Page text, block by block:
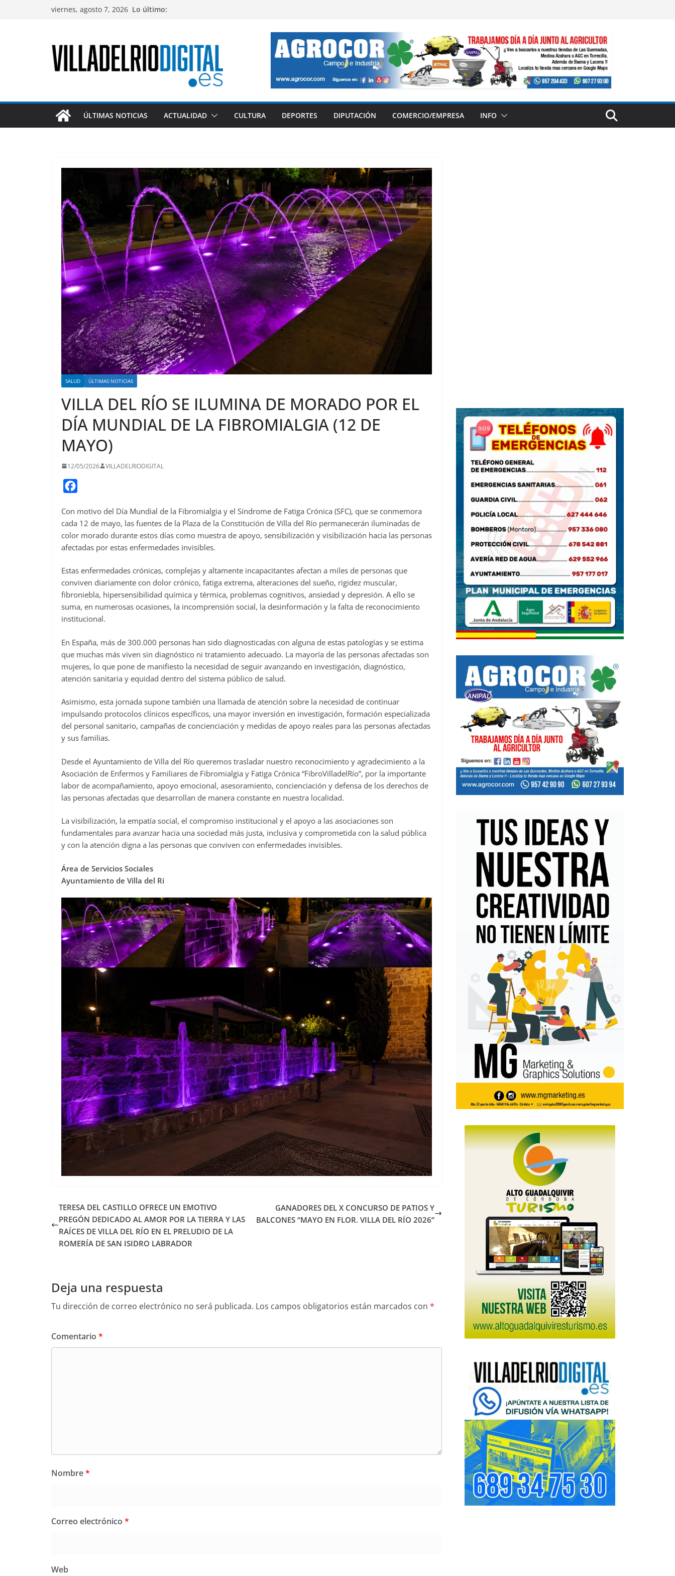
viernes, agosto 7, 2026 Lo último:
ÚLTIMAS NOTICIAS ACTUALIDAD CULTURA DEPORTES DIPUTACIÓN COMERCIO/EMPRESA INFO
SALUD ÚLTIMAS NOTICIAS
VILLA DEL RÍO SE ILUMINA DE MORADO POR EL
DÍA MUNDIAL DE LA FIBROMIALGIA (12 DE
MAYO)
12/05/2026 VILLADELRIODIGITAL
c
e
b
o
k
Con motivo del Día Mundial de la Fibromialgia y el Síndrome de Fatiga Crónica (SFC), que se conmemora
cada 12 de mayo, las fuentes de la Plaza de la Constitución de Villa del Río permanecerán iluminadas de
color morado durante estos días como muestra de apoyo, sensibilización y visibilización hacia las personas
afectadas por estas enfermedades invisibles.
Estas enfermedades crónicas, complejas y altamente incapacitantes afectan a miles de personas que
conviven diariamente con dolor crónico, fatiga extrema, alteraciones del sueño, rigidez muscular,
fibroniebla, hipersensibilidad química y térmica, problemas cognitivos, ansiedad y depresión. A ello se
suma, en numerosas ocasiones, la incomprensión social, la desinformación y la falta de reconocimiento
institucional.
En España, más de 300.000 personas han sido diagnosticadas con alguna de estas patologías y se estima
que muchas más viven sin diagnóstico ni tratamiento adecuado. La mayoría de las personas afectadas son
mujeres, lo que pone de manifiesto la necesidad de seguir avanzando en investigación, diagnóstico,
atención sanitaria y equidad dentro del sistema público de salud.
Asimismo, esta jornada supone también una llamada de atención sobre la necesidad de continuar
impulsando protocolos clínicos específicos, una mayor inversión en investigación, formación especializada
del personal sanitario, campañas de concienciación y medidas de apoyo reales para las personas afectadas
y sus familias.
Desde el Ayuntamiento de Villa del Río queremos trasladar nuestro reconocimiento y agradecimiento a la
Asociación de Enfermos y Familiares de Fibromialgia y Fatiga Crónica “FibroVilladelRío”, por la importante
labor de acompañamiento, apoyo emocional, asesoramiento, concienciación y defensa de los derechos de
las personas afectadas que desarrollan de manera constante en nuestra localidad.
La visibilización, la empatía social, el compromiso institucional y el apoyo a las asociaciones son
fundamentales para avanzar hacia una sociedad más justa, inclusiva y comprometida con la salud pública
y con la atención digna a las personas que conviven con enfermedades invisibles.
Área de Servicios Sociales
Ayuntamiento de Villa del Rí
TERESA DEL CASTILLO OFRECE UN EMOTIVO
PREGÓN DEDICADO AL AMOR POR LA TIERRA Y LAS
RAÍCES DE VILLA DEL RÍO EN EL PRELUDIO DE LA
ROMERÍA DE SAN ISIDRO LABRADOR
GANADORES DEL X CONCURSO DE PATIOS Y
BALCONES “MAYO EN FLOR. VILLA DEL RÍO 2026”
Deja una respuesta
Tu dirección de correo electrónico no será publicada. Los campos obligatorios están marcados con *
Comentario *
Nombre*
Correo electrónico *
Web